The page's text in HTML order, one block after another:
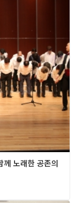
노래한 공존의